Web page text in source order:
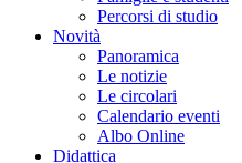
Percorsi di studio
Novità
Panoramica
Le notizie
Le circolari
Calendario eventi
Albo Online
Didattica